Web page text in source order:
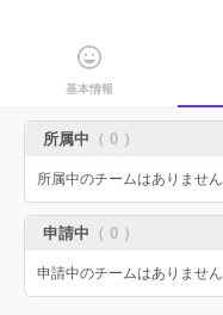
基本情報
所属中 （ 0 ）
所属中のチームはありません
申請中 （ 0 ）
申請中のチームはありません